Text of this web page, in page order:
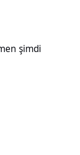
şimdi